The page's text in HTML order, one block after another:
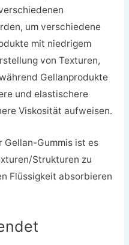
um verschiedene
mit niedrigem
von Texturen,
Gellanprodukte
und elastischere
Viskosität aufweisen.
Gellan-Gummis ist es
Strukturen zu
Flüssigkeit absorbieren